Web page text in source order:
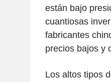
están bajo
cuantiosas
fabricantes
precios bajos y
Los altos tipos